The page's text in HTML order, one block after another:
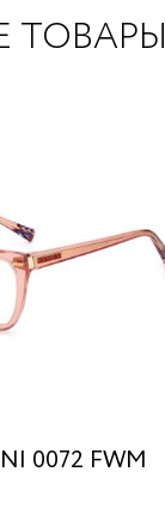
ТОВАРЫ
0072 FWM